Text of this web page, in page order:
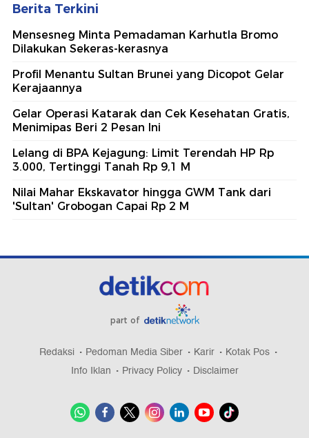
Berita Terkini
Mensesneg Minta Pemadaman Karhutla Bromo
Dilakukan Sekeras-kerasnya
Profil Menantu Sultan Brunei yang Dicopot Gelar
Kerajaannya
Gelar Operasi Katarak dan Cek Kesehatan Gratis,
Menimipas Beri 2 Pesan Ini
Lelang di BPA Kejagung: Limit Terendah HP Rp
3.000, Tertinggi Tanah Rp 9,1 M
Nilai Mahar Ekskavator hingga GWM Tank dari
'Sultan' Grobogan Capai Rp 2 M
part of
Redaksi Pedoman Media Siber Karir
Kotak Pos
Info Iklan
Privacy Policy Disclaimer